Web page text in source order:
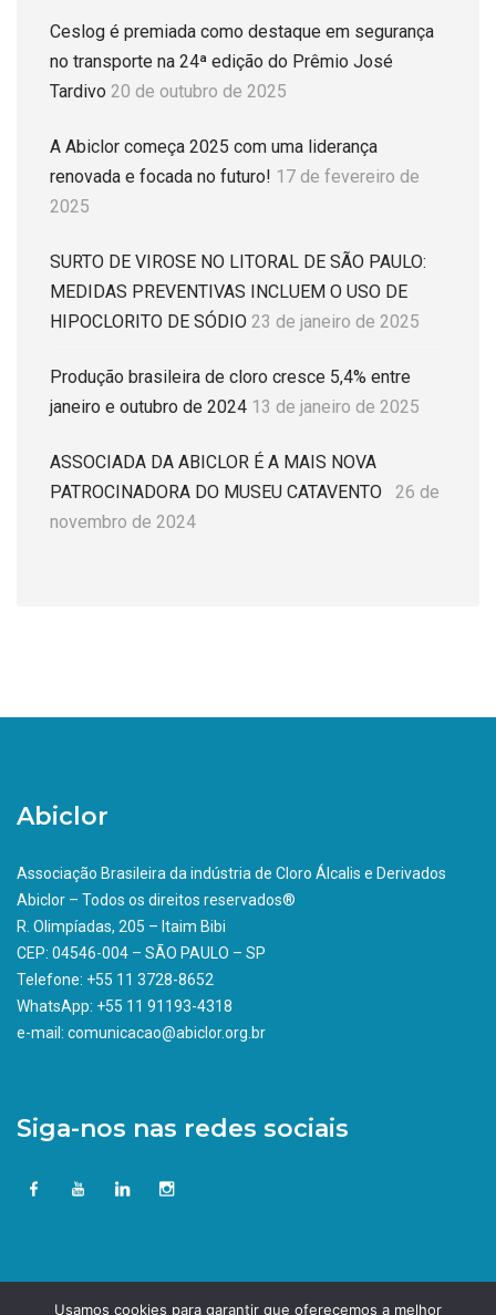
Ceslog é premiada como destaque em segurança
no transporte na 24ª edição do Prêmio José
Tardivo 20 de outubro de 2025
A Abiclor começa 2025 com uma liderança
renovada e focada no futuro! 17 de fevereiro de
2025
SURTO DE VIROSE NO LITORAL DE SÃO PAULO:
MEDIDAS PREVENTIVAS INCLUEM O USO DE
HIPOCLORITO DE SÓDIO 23 de janeiro de 2025
Produção brasileira de cloro cresce 5,4% entre
janeiro e outubro de 2024 13 de janeiro de 2025
ASSOCIADA DA ABICLOR É A MAIS NOVA
PATROCINADORA DO MUSEU CATAVENTO
26 de
novembro de 2024
Abiclor
Associação Brasileira da indústria de Cloro Álcalis e Derivados
Abiclor – Todos os direitos reservados®
R. Olimpíadas, 205 – Itaim Bibi
CEP: 04546-004 – SÃO PAULO – SP
Telefone: +55 11 3728-8652
WhatsApp: +55 11 91193-4318
e-mail: comunicacao@abiclor.org.br
Siga-nos nas redes sociais
Usamos cookies para garantir que oferecemos a melhor